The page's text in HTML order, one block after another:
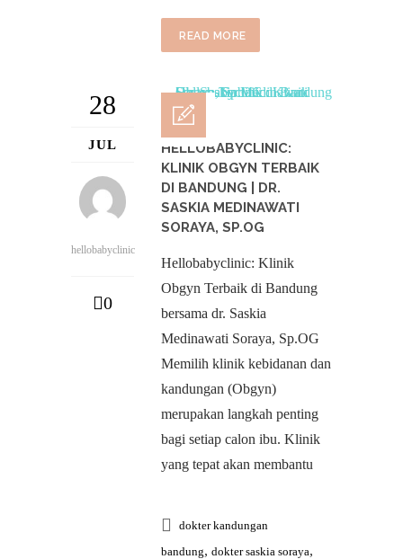
READ MORE
28
JUL
hellobabyclinic
0
HELLOBABYCLINIC:
KLINIK OBGYN TERBAIK
DI BANDUNG | DR.
SASKIA MEDINAWATI
SORAYA, SP.OG
Hellobabyclinic: Klinik
Obgyn Terbaik di Bandung
bersama dr. Saskia
Medinawati Soraya, Sp.OG
Memilih klinik kebidanan dan
kandungan (Obgyn)
merupakan langkah penting
bagi setiap calon ibu. Klinik
yang tepat akan membantu
dokter kandungan
bandung, dokter saskia soraya,